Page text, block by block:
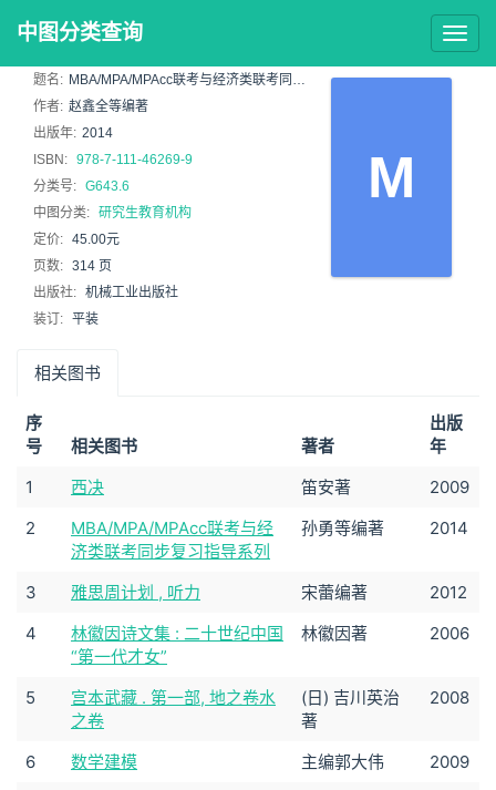
中图分类查询
M
题名: MBA/MPA/MPAcc联考与经济类联考同步复习指导系列 , 写作分册 : 2015版
作者: 赵鑫全等编著
出版年: 2014
ISBN: 978-7-111-46269-9
分类号: G643.6
中图分类: 研究生教育机构
定价: 45.00元
页数: 314 页
出版社: 机械工业出版社
装订: 平装
相关图书
序
号
相关图书 著者
出版
年
1
西决 笛安著
2009
2
MBA/MPA/MPAcc联考与经
济类联考同步复习指导系列
孙勇等编著 2014
3 雅思周计划 , 听力 宋蕾编著
2012
4
林徽因诗文集 : 二十世纪中国
“第一代才女”
林徽因著 2006
5
宫本武藏 . 第一部, 地之卷水
之卷
(日) 吉川英治
著
2008
6 数学建模 主编郭大伟
2009